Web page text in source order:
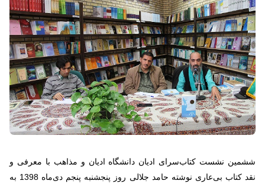
ششمین نشست کتاب‌سرای ادیان دانشگاه ادیان و مذاهب با معرفی و
نقد کتاب بی‌عاری نوشته حامد جلالی روز پنجشنبه پنجم دی‌ماه 1398 به